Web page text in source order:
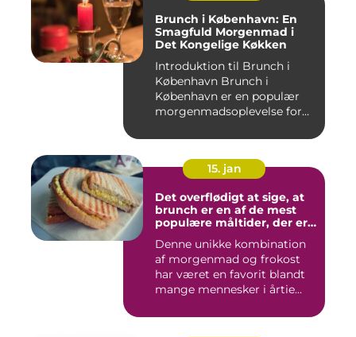
Brunch i København: En
Smagfuld Morgenmad i
Det Kongelige Køkken
Introduktion til Brunch i
København Brunch i
København er en populær
morgenmadsoplevelse for
15. jan
Det overflødigt at sige, at
brunch er en af de mest
populære måltider, der er
Denne unikke kombination
af morgenmad og frokost
har været en favorit blandt
mange mennesker i årtie...